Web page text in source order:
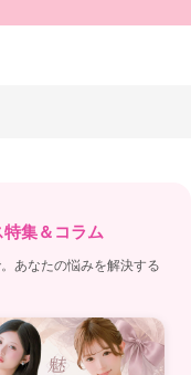
集＆コラム
あなたの悩みを解決する